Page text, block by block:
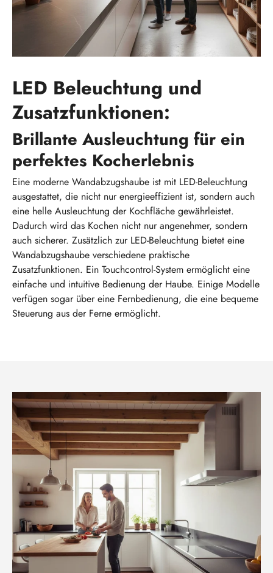
LED Beleuchtung und
Zusatzfunktionen:
Brillante Ausleuchtung für ein
perfektes Kocherlebnis
Eine moderne Wandabzugshaube ist mit LED-Beleuchtung
ausgestattet, die nicht nur energieeffizient ist, sondern auch
eine helle Ausleuchtung der Kochfläche gewährleistet.
Dadurch wird das Kochen nicht nur angenehmer, sondern
auch sicherer. Zusätzlich zur LED-Beleuchtung bietet eine
Wandabzugshaube verschiedene praktische
Zusatzfunktionen. Ein Touchcontrol-System ermöglicht eine
einfache und intuitive Bedienung der Haube. Einige Modelle
verfügen sogar über eine Fernbedienung, die eine bequeme
Steuerung aus der Ferne ermöglicht.